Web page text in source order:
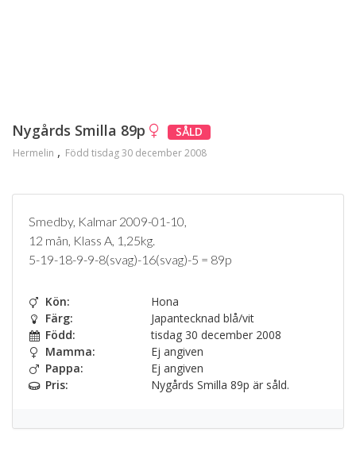
Nygårds Smilla 89p SÅLD
Hermelin Född tisdag 30 december 2008
Smedby, Kalmar 2009-01-10,
12 mån, Klass A, 1,25kg.
5-19-18-9-9-8(svag)-16(svag)-5 = 89p
Kön:
Hona
Färg:
Japantecknad blå/vit
Född:
tisdag 30 december 2008
Mamma:
Ej angiven
Pappa:
Ej angiven
Pris:
Nygårds Smilla 89p är såld.